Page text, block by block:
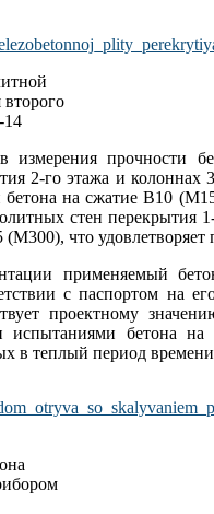
14
измерения прочности
2-го этажа и
бетона на сжатие В10
стен перекрытия
(М300), что
применяемый
с паспортом на
проектному
испытаниями бетона
в теплый период